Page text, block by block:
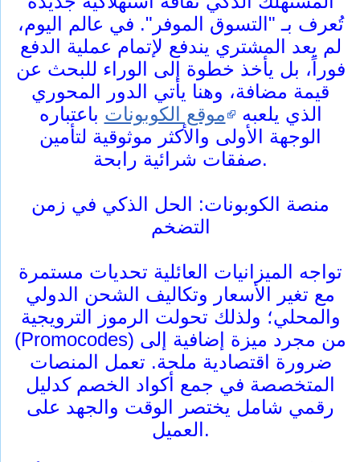
تُعرف بـ "التسوق الموفر". في عالم اليوم،
لم يعد المشتري يندفع لإتمام عملية الدفع
فوراً، بل يأخذ خطوة إلى الوراء للبحث عن
قيمة مضافة، وهنا يأتي الدور المحوري
الذي يلعبه
موقع الكوبونات باعتباره
الوجهة الأولى والأكثر موثوقية لتأمين
صفقات شرائية رابحة.
منصة الكوبونات: الحل الذكي في زمن
التضخم
تواجه الميزانيات العائلية تحديات مستمرة
مع تغير الأسعار وتكاليف الشحن الدولي
والمحلي؛ ولذلك تحولت الرموز الترويجية
(Promocodes) من مجرد ميزة إضافية إلى
ضرورة اقتصادية ملحة. تعمل المنصات
المتخصصة في جمع أكواد الخصم كدليل
رقمي شامل يختصر الوقت والجهد على
العميل.